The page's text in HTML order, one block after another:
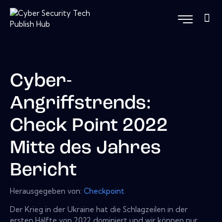
Cyber-
Angriffstrends:
Check Point 2022
Mitte des Jahres
Bericht
Herausgegeben von: Checkpoint
Der Krieg in der Ukraine hat die Schlagzeilen in der
ersten Hälfte von 2022 dominiert und wir können nur